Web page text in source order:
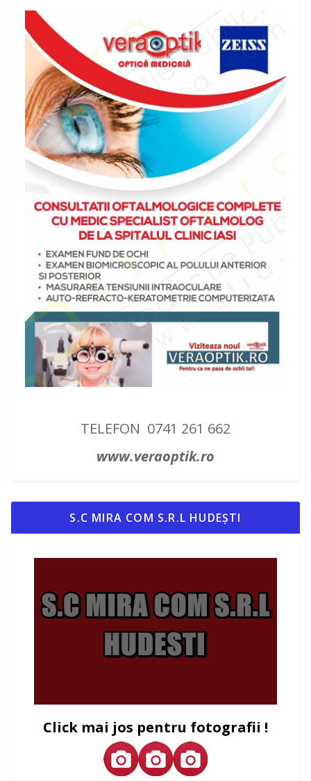
TELEFON 0741 261 662
www.veraoptik.ro
S.C MIRA COM S.R.L HUDEȘTI
Click mai jos pentru fotografii !